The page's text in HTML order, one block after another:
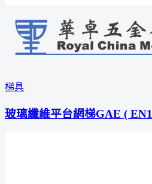
梯具
玻璃纖維平台網梯GAE (